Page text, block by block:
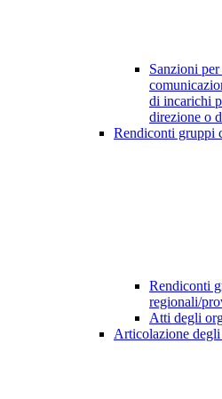
Sanzioni
di incarichi
direzione o
Rendiconti gruppi
Rendiconti
regionali/
Atti degli
Articolazione